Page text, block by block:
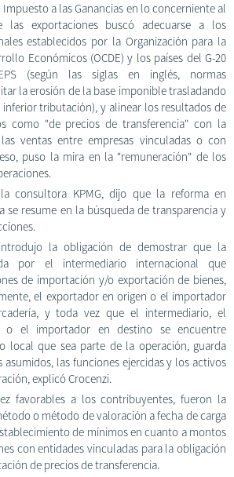
a las Ganancias en lo concerniente al
exportaciones buscó adecuarse a los
establecidos por la Organización para la
Económicos (OCDE) y los países del G-20
(según las siglas en inglés, normas
la erosión de la base imponible trasladando
tributación), y alinear los resultados de
como "de precios de transferencia" con la
ventas entre empresas vinculadas o con
puso la mira en la "remuneración" de los
consultora KPMG, dijo que la reforma en
se resume en la búsqueda de transparencia y
la obligación de demostrar que la
por el intermediario internacional que
de importación y/o exportación de bienes,
el exportador en origen o el importador
y toda vez que el intermediario, el
o el importador en destino se encuentre
local que sea parte de la operación, guarda
asumidos, las funciones ejercidas y los activos
explicó Crocenzi.
favorables a los contribuyentes, fueron la
o método de valoración a fecha de carga
de mínimos en cuanto a montos
con entidades vinculadas para la obligación
de precios de transferencia.